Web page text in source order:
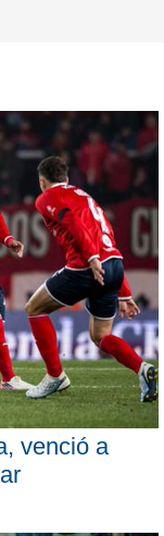
venció a